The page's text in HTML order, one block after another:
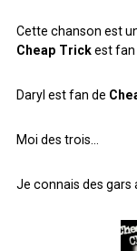
Cette chanson est
Cheap Trickest fan
Daryl est fan de
Moi des trois…
Je connais des gars